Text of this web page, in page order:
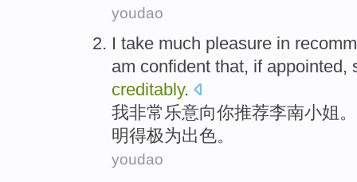
youdao
I take much pleasure in
am confident that, if appointed ,
creditably.
我非常乐意向你推荐李南小姐 。
明得极为出色。
youdao